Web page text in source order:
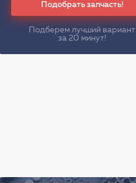
Подобрать запчасть!
Подберем лучший вариант
за 20 минут!